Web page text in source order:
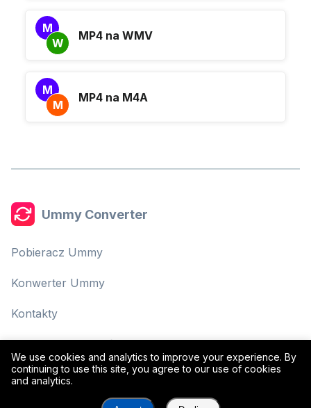
We use cookies and analytics to improve your experience. By
continuing to use this site, you agree to our use of cookies
and analytics.
M
W
MP4 na WMV
M
M
MP4 na M4A
Ummy Converter
Pobieracz Ummy
Konwerter Ummy
Kontakty
Polityka Prywatności
Warunki Użytkowania